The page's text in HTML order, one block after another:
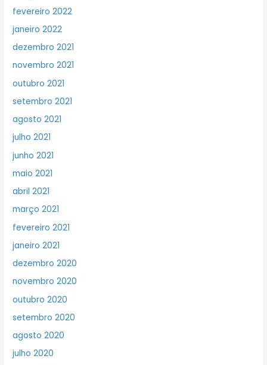
fevereiro 2022
janeiro 2022
dezembro 2021
novembro 2021
outubro 2021
setembro 2021
agosto 2021
julho 2021
junho 2021
maio 2021
abril 2021
março 2021
fevereiro 2021
janeiro 2021
dezembro 2020
novembro 2020
outubro 2020
setembro 2020
agosto 2020
julho 2020